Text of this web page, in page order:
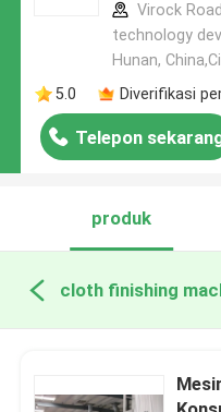
Virock
technology
Hunan,
5.0
Diverifikasi
Telepon
produk
cloth finishing